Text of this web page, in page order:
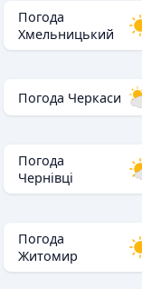
Погода
Хмельницький
Погода Черкаси
Погода
Чернівці
Погода
Житомир